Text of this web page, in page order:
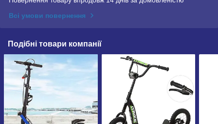
Всі умови повернення
Подібні товари компанії